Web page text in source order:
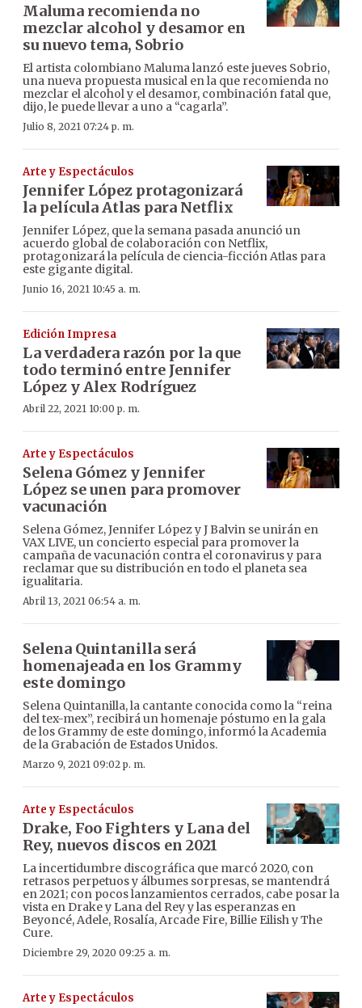
Maluma recomienda no
mezclar alcohol y desamor en
su nuevo tema, Sobrio
El artista colombiano Maluma lanzó este jueves Sobrio,
una nueva propuesta musical en la que recomienda no
mezclar el alcohol y el desamor, combinación fatal que,
dijo, le puede llevar a uno a “cagarla”.
Julio 8, 2021 07:24 p. m.
Arte y Espectáculos
Jennifer López protagonizará
la película Atlas para Netflix
Jennifer López, que la semana pasada anunció un
acuerdo global de colaboración con Netflix,
protagonizará la película de ciencia-ficción Atlas para
este gigante digital.
Junio 16, 2021 10:45 a. m.
Edición Impresa
La verdadera razón por la que
todo terminó entre Jennifer
López y Alex Rodríguez
Abril 22, 2021 10:00 p. m.
Arte y Espectáculos
Selena Gómez y Jennifer
López se unen para promover
vacunación
Selena Gómez, Jennifer López y J Balvin se unirán en
VAX LIVE, un concierto especial para promover la
campaña de vacunación contra el coronavirus y para
reclamar que su distribución en todo el planeta sea
igualitaria.
Abril 13, 2021 06:54 a. m.
Selena Quintanilla será
homenajeada en los Grammy
este domingo
Selena Quintanilla, la cantante conocida como la “reina
del tex-mex”, recibirá un homenaje póstumo en la gala
de los Grammy de este domingo, informó la Academia
de la Grabación de Estados Unidos.
Marzo 9, 2021 09:02 p. m.
Arte y Espectáculos
Drake, Foo Fighters y Lana del
Rey, nuevos discos en 2021
La incertidumbre discográfica que marcó 2020, con
retrasos perpetuos y álbumes sorpresas, se mantendrá
en 2021; con pocos lanzamientos cerrados, cabe posar la
vista en Drake y Lana del Rey y las esperanzas en
Beyoncé, Adele, Rosalía, Arcade Fire, Billie Eilish y The
Cure.
Diciembre 29, 2020 09:25 a. m.
Arte y Espectáculos